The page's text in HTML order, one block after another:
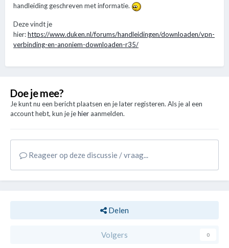
handleiding geschreven met informatie.
Deze vindt je
hier:https://www.duken.nl/forums/handleidingen/downloaden/vpn-
verbinding-en-anoniem-downloaden-r35/
Doe je mee?
Je kunt nu een bericht plaatsen en je later registeren. Als je al een
account hebt, kun je jehieraanmelden.
Reageer op deze discussie / vraag...
Delen
Volgers 0